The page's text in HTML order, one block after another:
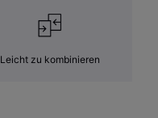
Leicht zu kombinieren